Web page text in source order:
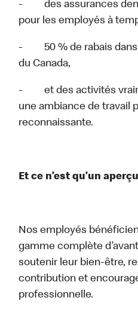
- des assurances
pour les employés à
- 50 % de rabais dans
du Canada,
- et des activités
une ambiance de travail
reconnaissante.
Et ce n’est qu’un
Nos employés
gamme complète
soutenir leur bien-être,
contribution et
professionnelle.